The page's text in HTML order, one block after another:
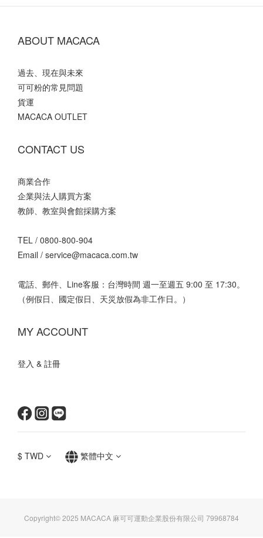
ABOUT MACACA
過去、現在與未來
可可粉的常見問題
貨運
MACACA OUTLET
CONTACT US
商業合作
企業與法人購買方案
教師、教室與會館採購方案
TEL / 0800-800-904
Email / service@macaca.com.tw
電話、郵件、Line客服：台灣時間 週一至週五 9:00 至 17:30。
（例假日、國定假日、天災放假為非工作日。）
MY ACCOUNT
登入 & 註冊
$ TWD 繁體中文
Copyright© 2025 MACACA 麻可可運動企業股份有限公司 79968784